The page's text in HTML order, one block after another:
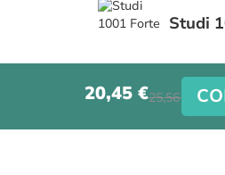
Studi
20,45 €25,56 €
Información Tallas
Nuestra Tienda
Aviso Legal
Síguenos en nuestras redes